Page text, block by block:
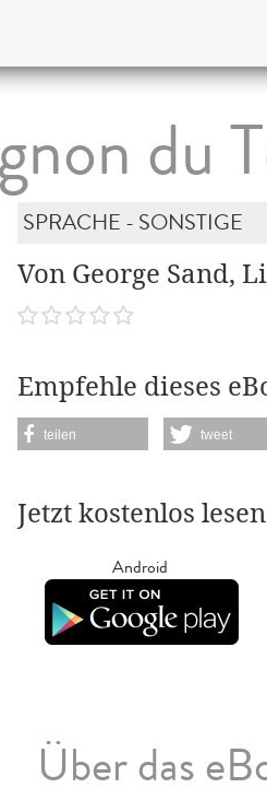
du
SPRACHE - SONSTIGE
Von George Sand,
Empfehle dieses
teilen tweet
Jetzt kostenlos
Android
Über das